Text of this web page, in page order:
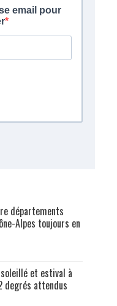
départements
Alpes toujours en
et estival à
degrés attendus